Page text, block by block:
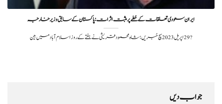
ایران سعودی تعلقات کے خطے پر مثبت اثرات: پاکستان کے سابق وزیر خارجہ
?️ 29 اپریل 2023سچ خبریں:شاہ محمود قریشی نے ہفتے کے روز اسلام آباد میں بین
جواب دیں